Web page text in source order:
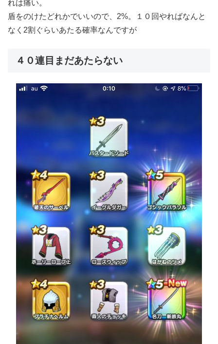
れは痛い。
盾をのけたどれかでいいので、2%。１０回やればなんと
なく2割ぐらいあたる確率なんですが
４０連目まだあたらない